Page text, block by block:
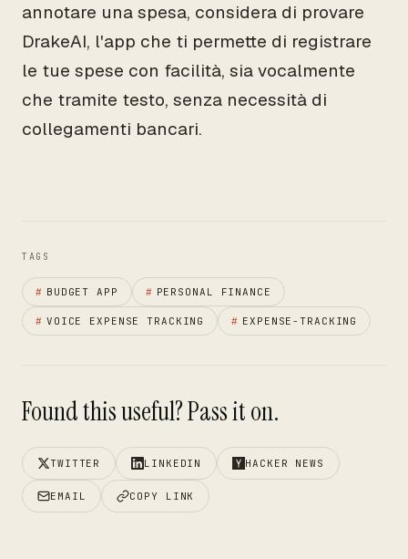
annotare una spesa, considera di provare
DrakeAI, l'app che ti permette di registrare
le tue spese con facilità, sia vocalmente
che tramite testo, senza necessità di
collegamenti bancari.
TAGS
# BUDGET APP # PERSONAL FINANCE
# VOICE EXPENSE TRACKING # EXPENSE-TRACKING
Found this useful? Pass it on.
TWITTER LINKEDIN HACKER NEWS
EMAIL COPY LINK